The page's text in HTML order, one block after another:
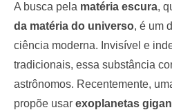
A busca pela matéria escura,
da matéria do universo, é um
ciência moderna. Invisível e
tradicionais, essa substância
astrônomos. Recentemente,
propõe usar exoplanetas